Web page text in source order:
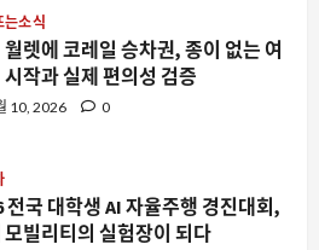
월렛에 코레일 승차권, 종이 없는 여
시작과 실제 편의성 검증
10, 2026 0
전국 대학생 AI 자율주행 경진대회,
모빌리티의 실험장이 되다
10, 2026 0